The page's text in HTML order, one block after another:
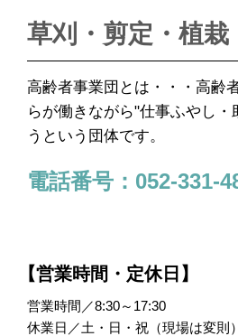
草刈・剪定・植
高齢者事業団とは・・・高齢
らが働きながら"仕事ふやし
うという団体です。
電話番号：052-331-
【営業時間・定休日】
営業時間／8:30～17:30
休業日／土・日・祝（現場は変則）